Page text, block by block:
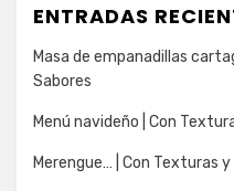
ENTRADAS
Masa de empanadillas
Sabores
Menú navideño | Con
Merengue… | Con Texturas